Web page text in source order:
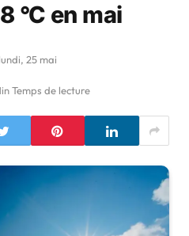
°C en mai
lundi, 25 mai
Temps de lecture